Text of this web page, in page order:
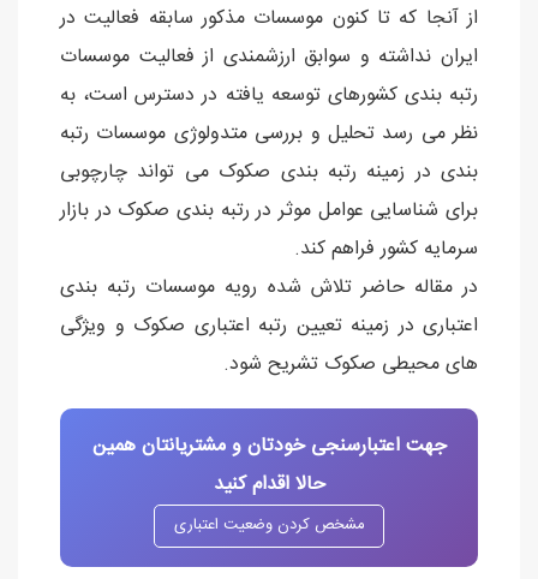
از آنجا که تا کنون موسسات مذکور سابقه فعالیت در
ایران نداشته و سوابق ارزشمندی از فعالیت موسسات
رتبه بندی کشورهای توسعه یافته در دسترس است، به
نظر می رسد تحلیل و بررسی متدولوژی موسسات رتبه
بندی در زمینه رتبه بندی صکوک می تواند چارچوبی
برای شناسایی عوامل موثر در رتبه بندی صکوک در بازار
سرمایه کشور فراهم کند.
در مقاله حاضر تلاش شده رویه موسسات رتبه بندی
اعتباری در زمینه تعیین رتبه اعتباری صکوک و ویژگی
های محیطی صکوک تشریح شود.
جهت اعتبارسنجی خودتان و مشتریانتان همین
حالا اقدام کنید
مشخص کردن وضعیت اعتباری